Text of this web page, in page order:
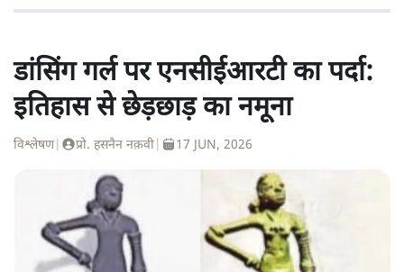
डांसिंग गर्ल पर एनसीईआरटी का पर्दा:
इतिहास से छेड़छाड़ का नमूना
विश्लेषण| प्रो. हसनैन नक़वी 17 JUN, 2026